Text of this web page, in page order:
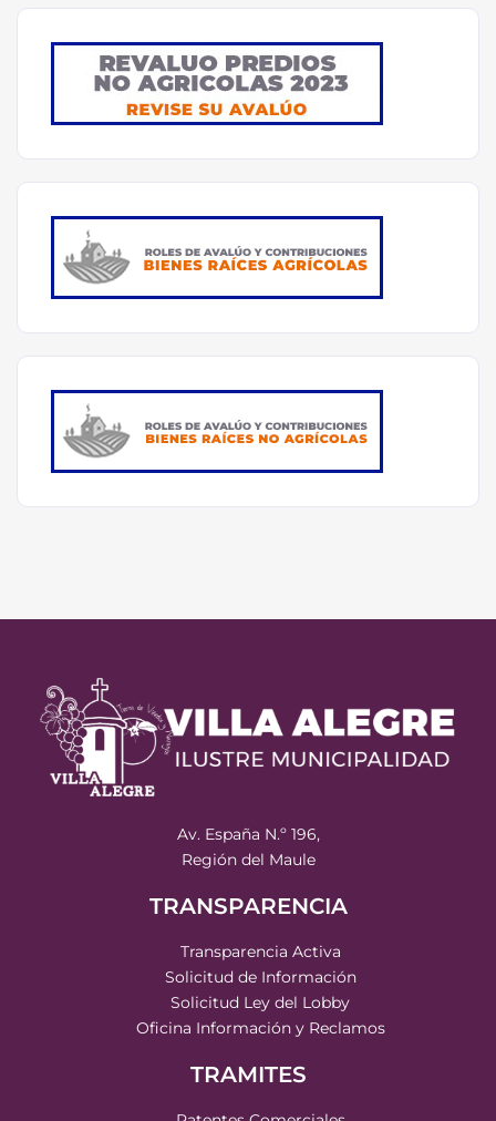
Av. España N.º 196,
Región del Maule
TRANSPARENCIA
Transparencia Activa
Solicitud de Información
Solicitud Ley del Lobby
Oficina Información y Reclamos
TRAMITES